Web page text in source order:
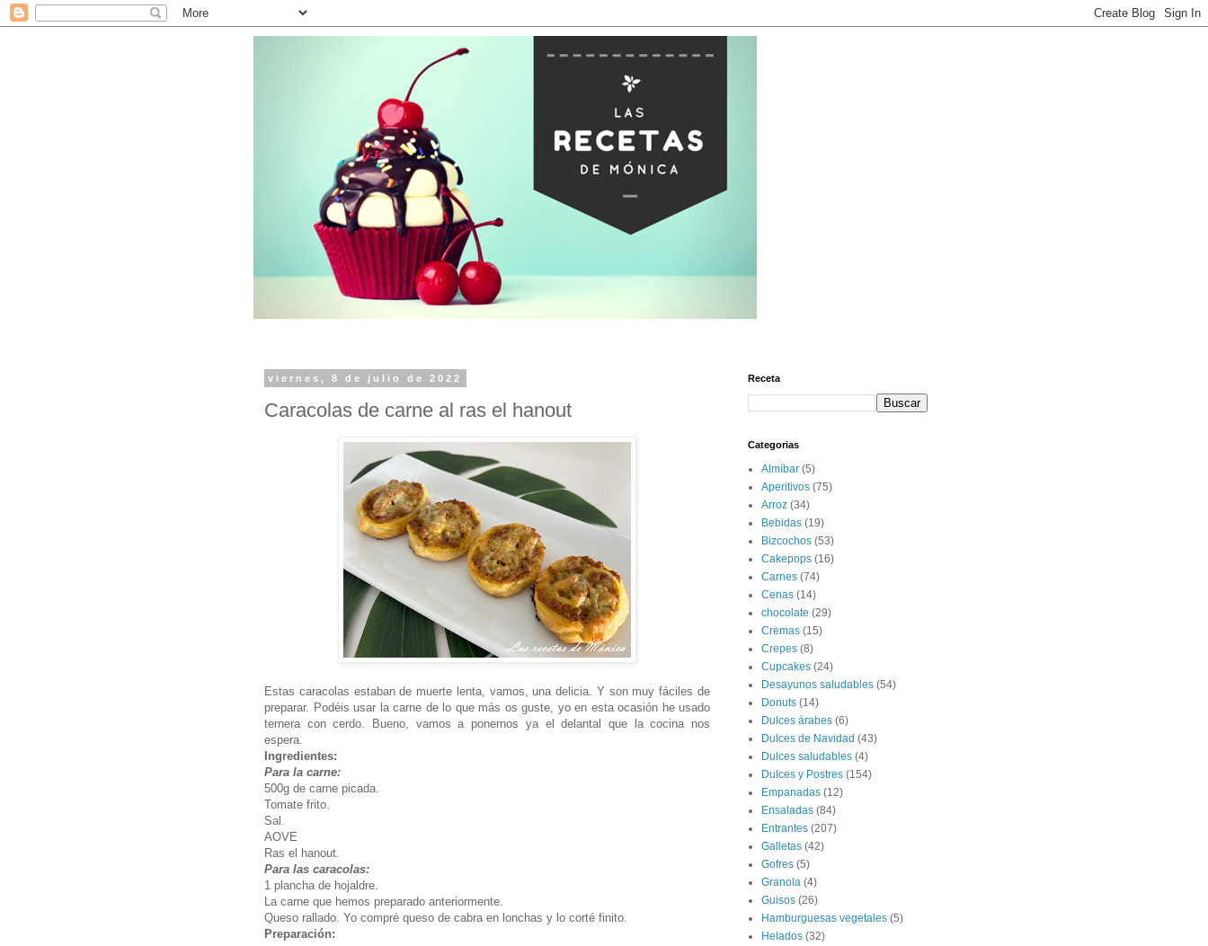
viernes, 8 de julio de 2022
Caracolas de carne al ras el hanout
Estas caracolas estaban de muerte lenta, vamos, una delicia. Y son muy fáciles de
preparar. Podéis usar la carne de lo que más os guste, yo en esta ocasión he usado
ternera con cerdo. Bueno, vamos a ponernos ya el delantal que la cocina nos
espera.
Ingredientes:
Para la carne:
500g de carne picada.
Tomate frito.
Sal.
AOVE
Ras el hanout.
Para las caracolas:
1 plancha de hojaldre.
La carne que hemos preparado anteriormente.
Queso rallado. Yo compré queso de cabra en lonchas y lo corté finito.
Preparación:
Receta
Categorias
Almíbar (5)
Aperitivos (75)
Arroz (34)
Bebidas (19)
Bizcochos (53)
Cakepops (16)
Carnes (74)
Cenas (14)
chocolate (29)
Cremas (15)
Crepes (8)
Cupcakes (24)
Desayunos saludables (54)
Donuts (14)
Dulces árabes (6)
Dulces de Navidad (43)
Dulces saludables (4)
Dulces y Postres (154)
Empanadas (12)
Ensaladas (84)
Entrantes (207)
Galletas (42)
Gofres (5)
Granola (4)
Guisos (26)
Hamburguesas vegetales (5)
Helados (32)